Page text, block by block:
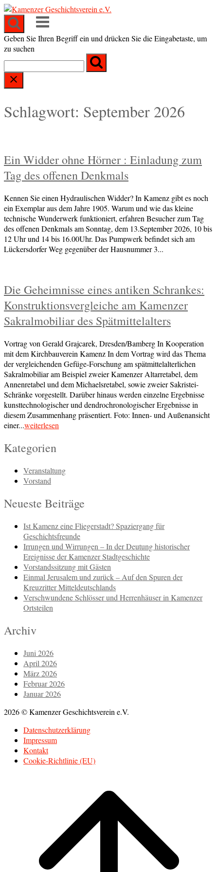
Skip
to
content
Menu
Geben Sie Ihren Begriff ein und drücken Sie die Eingabetaste, um
zu suchen
Schlagwort: September 2026
Ein Widder ohne Hörner : Einladung zum
Tag des offenen Denkmals
Kennen Sie einen Hydraulischen Widder? In Kamenz gibt es noch
ein Exemplar aus dem Jahre 1905. Warum und wie das kleine
technische Wunderwerk funktioniert, erfahren Besucher zum Tag
des offenen Denkmals am Sonntag, dem 13.September 2026, 10 bis
12 Uhr und 14 bis 16.00Uhr. Das Pumpwerk befindet sich am
Lückersdorfer Weg gegenüber der Hausnummer 3...
Die Geheimnisse eines antiken Schrankes:
Konstruktionsvergleiche am Kamenzer
Sakralmobiliar des Spätmittelalters
Vortrag von Gerald Grajcarek, Dresden/Bamberg In Kooperation
mit dem Kirchbauverein Kamenz In dem Vortrag wird das Thema
der vergleichenden Gefüge-Forschung am spätmittelalterlichen
Sakralmobiliar am Beispiel zweier Kamenzer Altarretabel, dem
Annenretabel und dem Michaelsretabel, sowie zweier Sakristei-
Schränke vorgestellt. Darüber hinaus werden einzelne Ergebnisse
kunsttechnologischer und dendrochronologischer Ergebnisse in
diesem Zusammenhang präsentiert. Foto: Innen- und Außenansicht
einer...weiterlesen
Kategorien
Veranstaltung
Vorstand
Neueste Beiträge
Ist Kamenz eine Fliegerstadt? Spaziergang für
Geschichtsfreunde
Irrungen und Wirrungen – In der Deutung historischer
Ereignisse der Kamenzer Stadtgeschichte
Vorstandssitzung mit Gästen
Einmal Jerusalem und zurück – Auf den Spuren der
Kreuzritter Mitteldeutschlands
Verschwundene Schlösser und Herrenhäuser in Kamenzer
Ortsteilen
Archiv
Juni 2026
April 2026
März 2026
Februar 2026
Januar 2026
2026 © Kamenzer Geschichtsverein e.V.
Datenschutzerklärung
Impressum
Kontakt
Cookie-Richtlinie (EU)